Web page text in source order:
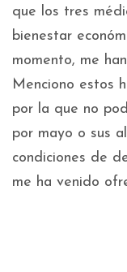
que los tres
bienestar
momento, me
Menciono estos
por la que no
por mayo o sus
condiciones de
me ha venido